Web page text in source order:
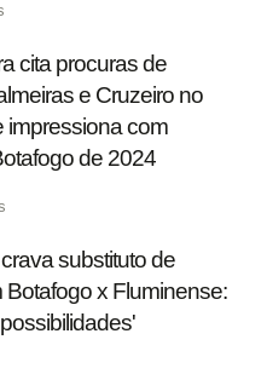
cita procuras de
e Cruzeiro no
impressiona com
de 2024
substituto de
Botafogo x Fluminense: